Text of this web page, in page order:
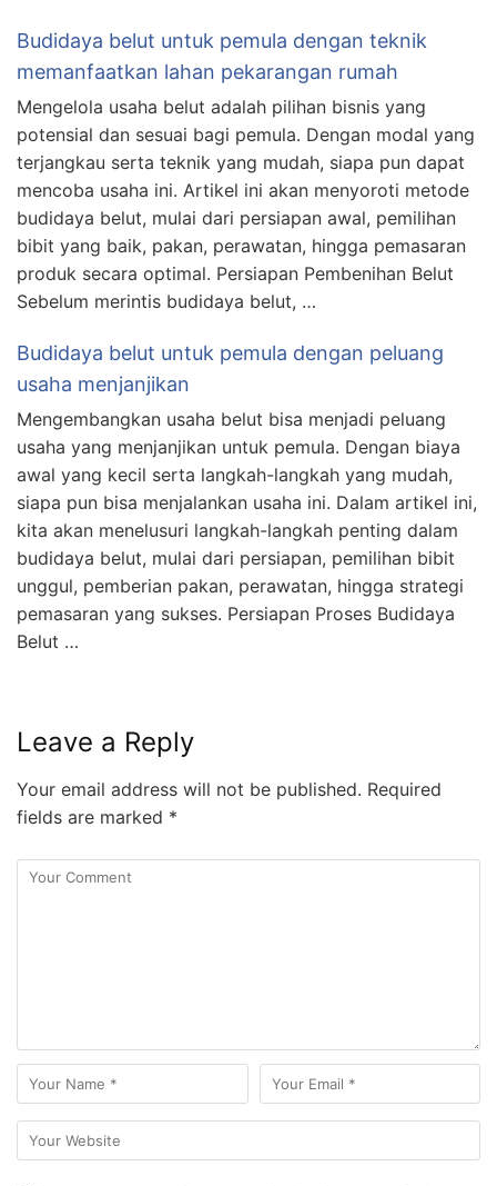
Budidaya belut untuk pemula dengan teknik
memanfaatkan lahan pekarangan rumah
Mengelola usaha belut adalah pilihan bisnis yang
potensial dan sesuai bagi pemula. Dengan modal yang
terjangkau serta teknik yang mudah, siapa pun dapat
mencoba usaha ini. Artikel ini akan menyoroti metode
budidaya belut, mulai dari persiapan awal, pemilihan
bibit yang baik, pakan, perawatan, hingga pemasaran
produk secara optimal. Persiapan Pembenihan Belut
Sebelum merintis budidaya belut, …
Budidaya belut untuk pemula dengan peluang
usaha menjanjikan
Mengembangkan usaha belut bisa menjadi peluang
usaha yang menjanjikan untuk pemula. Dengan biaya
awal yang kecil serta langkah-langkah yang mudah,
siapa pun bisa menjalankan usaha ini. Dalam artikel ini,
kita akan menelusuri langkah-langkah penting dalam
budidaya belut, mulai dari persiapan, pemilihan bibit
unggul, pemberian pakan, perawatan, hingga strategi
pemasaran yang sukses. Persiapan Proses Budidaya
Belut …
Leave a Reply
Your email address will not be published. Required
fields are marked *